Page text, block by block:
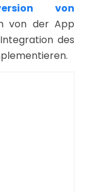
von
von der App
des